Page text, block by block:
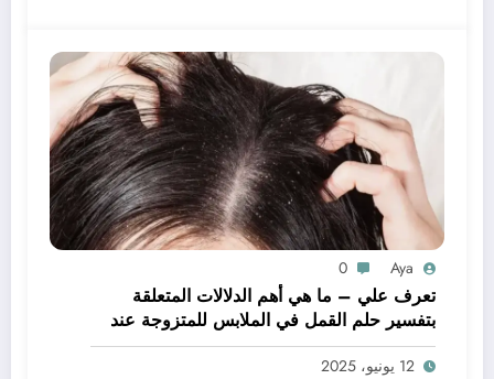
Aya
0
تعرف علي – ما هي أهم الدلالات المتعلقة
بتفسير حلم القمل في الملابس للمتزوجة عند
ابن سيرين؟ – بالتفصيل
12 يونيو، 2025